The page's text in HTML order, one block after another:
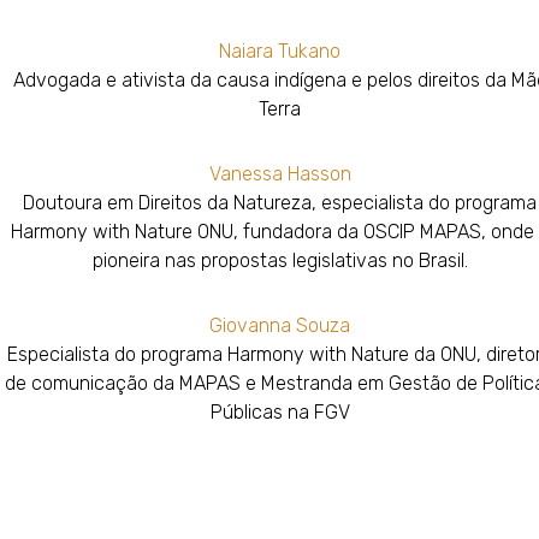
Naiara Tukano
Advogada e ativista da causa indígena e pelos direitos da
Terra
Vanessa Hasson
Doutoura em Direitos da Natureza, especialista do programa
Harmony with Nature ONU, fundadora da OSCIP MAPAS, onde
pioneira nas propostas legislativas no Brasil.
Giovanna Souza
Especialista do programa Harmony with Nature da ONU,
de comunicação da MAPAS e Mestranda em Gestão de
Públicas na FGV